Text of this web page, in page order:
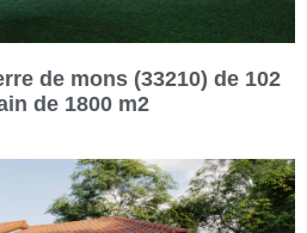
de mons (33210) de 102
de 1800 m2